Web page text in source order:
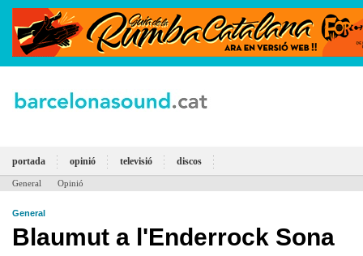
portada opinió televisió discos
General Opinió
General
Blaumut a l'Enderrock Sona